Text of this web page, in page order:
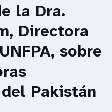
la Dra.
Directora
sobre
Pakistán